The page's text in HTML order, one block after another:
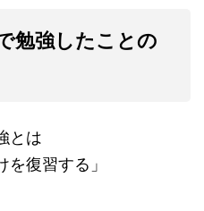
勉強したことの
とは
を復習する」